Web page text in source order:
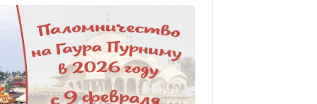
за церемонию)...